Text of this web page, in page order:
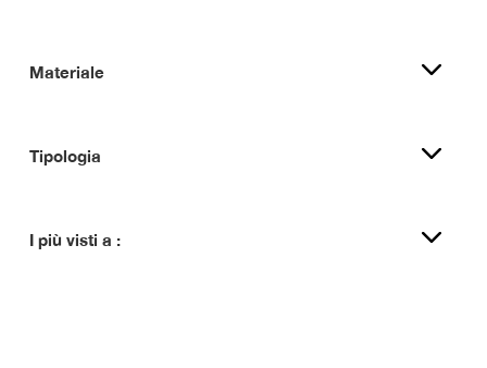
Materiale
Tipologia
I più visti a :